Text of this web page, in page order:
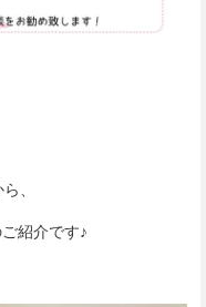
、
紹介です♪